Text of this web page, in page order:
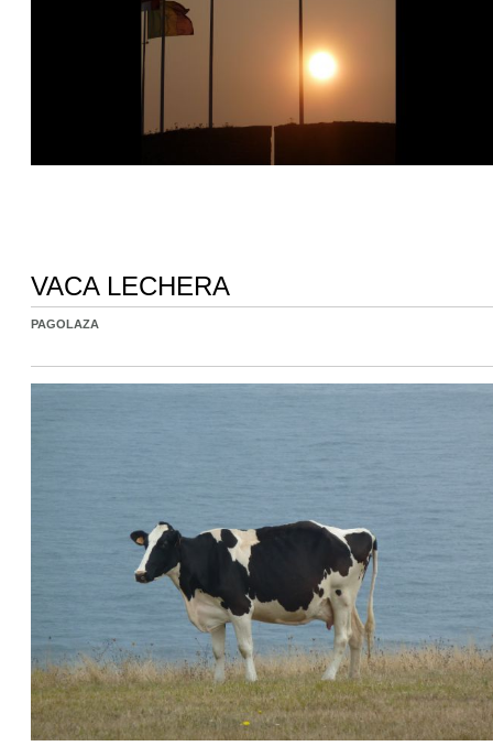
VACA LECHERA
PAGOLAZA